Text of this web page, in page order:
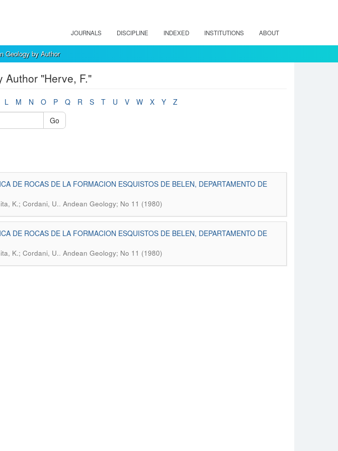
JOURNALS DISCIPLINE INDEXED INSTITUTIONS ABOUT
Geology by Author
Author "Herve, F."
L M N O P Q R S T U V W X Y
Z
Go
DE ROCAS DE LA FORMACION ESQUISTOS DE BELEN, DEPARTAMENTO DE
K.; Cordani, U.. Andean Geology; No 11 (1980)
DE ROCAS DE LA FORMACION ESQUISTOS DE BELEN, DEPARTAMENTO DE
K.; Cordani, U.. Andean Geology; No 11 (1980)